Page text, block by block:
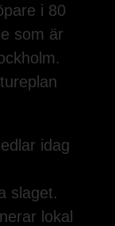
i 80
som är
idag
slaget.
lokal